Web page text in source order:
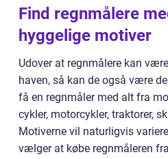
Find regnmålere
hyggelige motiver
Udover at regnmålere kan
haven, så kan de også være
få en regnmåler med alt fra
cykler, motorcykler, traktorer,
Motiverne vil naturligvis
vælger at købe regnmåleren